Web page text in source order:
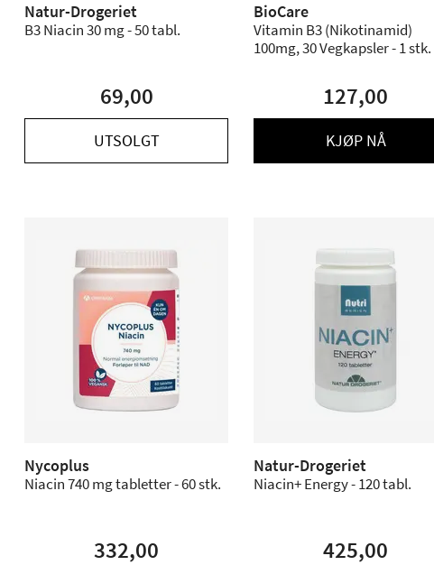
Natur-Drogeriet
B3 Niacin 30 mg - 50 tabl.
69,00
UTSOLGT
BioCare
Vitamin B3 (Nikotinamid)
100mg, 30 Vegkapsler - 1 stk.
127,00
KJØP NÅ
Nycoplus
Niacin 740 mg tabletter - 60 stk.
332,00
Natur-Drogeriet
Niacin+ Energy - 120 tabl.
425,00